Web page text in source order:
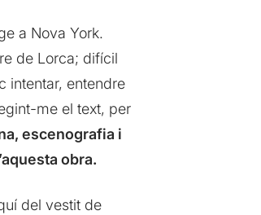
a Nova York.
de Lorca; difícil
intentar, entendre
me el text, per
escenografia i
obra.
del vestit de